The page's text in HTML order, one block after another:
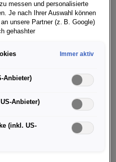
1.253.700 Fahrzeuge
(826.800 Fahrzeuge;
China
das Unternehmen
Wachstumstreiber,
Bernhard Maier
mehr Fahrzeuge
Es zeigt sich: Unsere
messen und personalisierte
Je nach Ihrer Auswahl können
unsere Partner (z. B. Google)
gehashter
personenbezogene Daten an
kann. In den USA besteht
können nicht
Europäischen Kommission.
Immer aktiv
Anbieter)
Anbieter)
(inkl. US-